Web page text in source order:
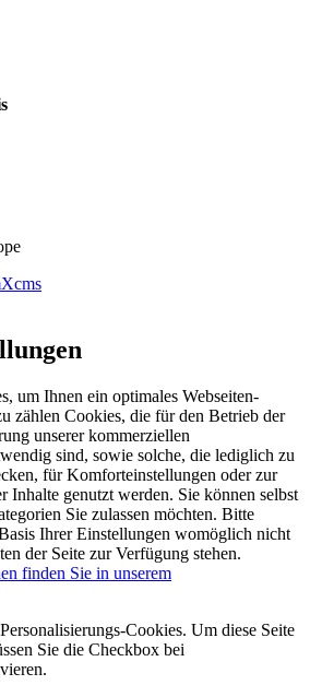
um Ihnen ein optimales Webseiten-
zählen Cookies, die für den Betrieb der
unserer kommerziellen
sind, sowie solche, die lediglich zu
für Komforteinstellungen oder zur
Inhalte genutzt werden. Sie können selbst
Sie zulassen möchten. Bitte
Ihrer Einstellungen womöglich nicht
der Seite zur Verfügung stehen.
finden Sie in unserem
Cookies. Um diese Seite
Sie die Checkbox bei